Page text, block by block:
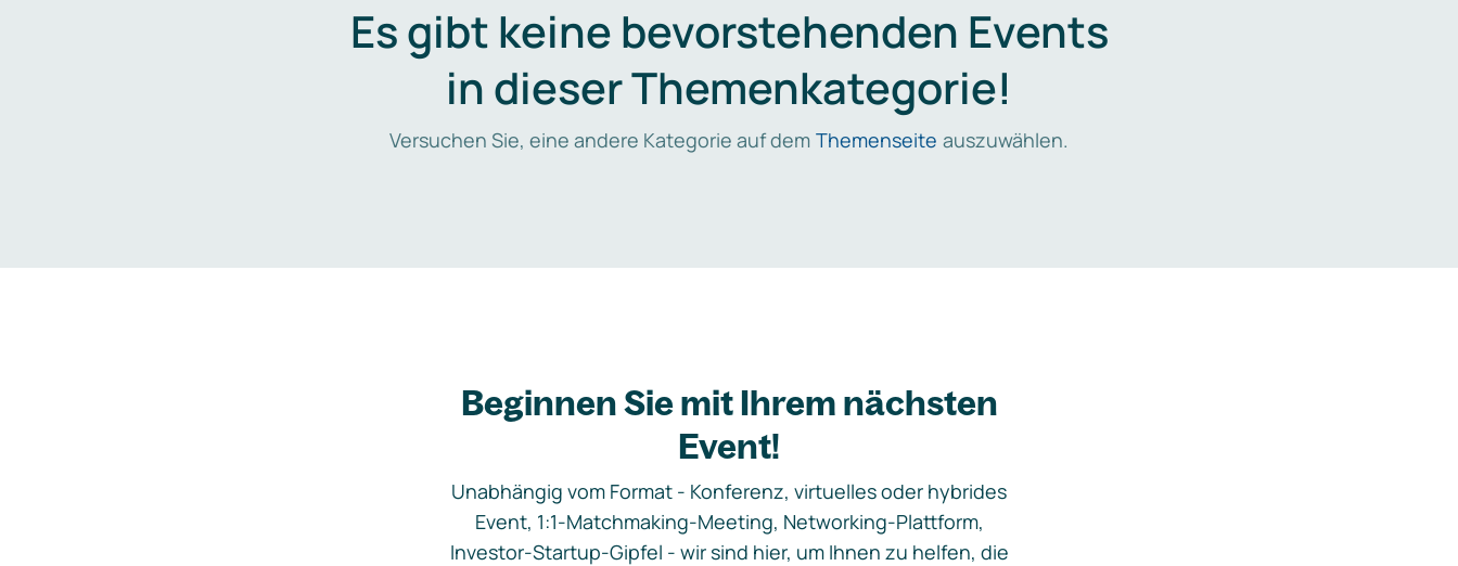
Es gibt keine bevorstehenden Events
in dieser Themenkategorie!
Versuchen Sie, eine andere Kategorie auf dem Themenseite auszuwählen.
Beginnen Sie mit Ihrem nächsten
Event!
Unabhängig vom Format - Konferenz, virtuelles oder hybrides
Event, 1:1-Matchmaking-Meeting, Networking-Plattform,
Investor-Startup-Gipfel - wir sind hier, um Ihnen zu helfen, die